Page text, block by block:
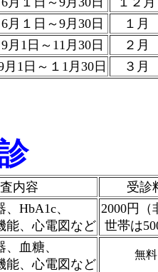
6月１日～9月30日
１月
9月1日～11月30日
２月
月1日～１1月30日 ３月
内容 受診
HbA1c、
能、心電図など
2000円（
世帯は
血糖、
能、心電図など
無料